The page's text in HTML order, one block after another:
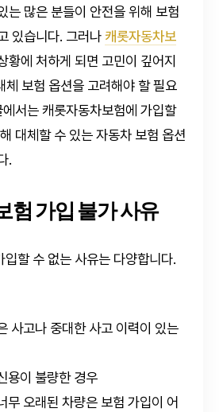
는 많은 분들이 안전을 위해 보험
있습니다. 그러나 캐롯자동차보
황에 처하게 되면 고민이 깊어지
체 보험 옵션을 고려해야 할 필요
서는 캐롯자동차보험에 가입할
대체할 수 있는 자동차 보험 옵션
.
험 가입 불가 사유
할 수 없는 사유는 다양합니다.
사고나 중대한 사고 이력이 있는
용이 불량한 경우
무 오래된 차량은 보험 가입이 어